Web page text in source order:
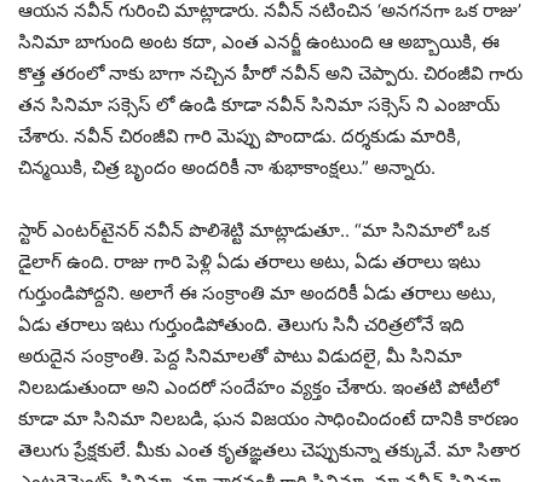
ఆయన నవీన్ గురించి మాట్లాడారు. నవీన్ నటించిన ‘అనగనగా ఒక రాజు’
సినిమా బాగుంది అంట కదా, ఎంత ఎనర్జీ ఉంటుంది ఆ అబ్బాయికి, ఈ
కొత్త తరంలో నాకు బాగా నచ్చిన హీరో నవీన్ అని చెప్పారు. చిరంజీవి గారు
తన సినిమా సక్సెస్ లో ఉండి కూడా నవీన్ సినిమా సక్సెస్ ని ఎంజాయ్
చేశారు. నవీన్ చిరంజీవి గారి మెప్పు పొందాడు. దర్శకుడు మారికి,
చిన్మయికి, చిత్ర బృందం అందరికీ నా శుభాకాంక్షలు.” అన్నారు.
స్టార్ ఎంటర్‌టైనర్ నవీన్‌ పొలిశెట్టి మాట్లాడుతూ.. “మా సినిమాలో ఒక
డైలాగ్ ఉంది. రాజు గారి పెళ్లి ఏడు తరాలు అటు, ఏడు తరాలు ఇటు
గుర్తుండిపోద్దని. అలాగే ఈ సంక్రాంతి మా అందరికీ ఏడు తరాలు అటు,
ఏడు తరాలు ఇటు గుర్తుండిపోతుంది. తెలుగు సినీ చరిత్రలోనే ఇది
అరుదైన సంక్రాంతి. పెద్ద సినిమాలతో పాటు విడుదలై, మీ సినిమా
నిలబడుతుందా అని ఎందరో సందేహం వ్యక్తం చేశారు. ఇంతటి పోటీలో
కూడా మా సినిమా నిలబడి, ఘన విజయం సాధించిందంటే దానికి కారణం
తెలుగు ప్రేక్షకులే. మీకు ఎంత కృతఙ్ఞతలు చెప్పుకున్నా తక్కువే. మా సితార